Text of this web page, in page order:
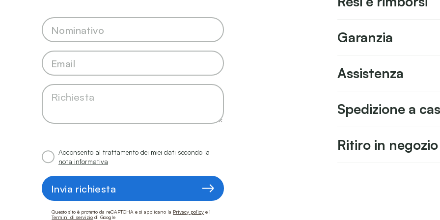
Acconsento al trattamento dei miei dati secondo la
nota informativa
Invia richiesta
Questo sito è protetto da reCAPTCHA e si applicano la Privacy policy e i
Termini di servizio di Google
Garanzia
Assistenza
Spedizione a
Ritiro in negozio